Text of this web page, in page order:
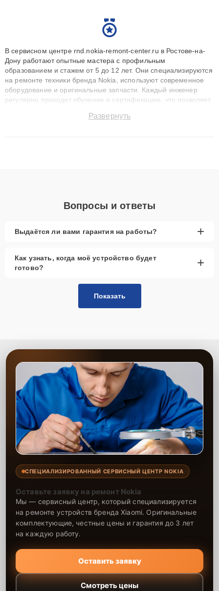
В сервисном центре rnd.nokia-remont-center.ru в Ростове-на-
Дону работают опытные мастера с профильным
образованием и стажем от 5 до 12 лет. Они специализируются
на ремонте техники бренда Nokia, используют современное
оборудование и оригинальные запчасти. Каждый инженер
регулярно проходит обучение и сертификацию, что позволяет
технику с сохранением гарантии до 3 лет. Наши мастера
Развернуть
Вопросы и ответы
Выдаётся ли вами гарантия на работы? +
Как узнать, когда моё устройство будет
готово?
+
Показать
СПЕЦИАЛИЗИРОВАННЫЙ СЕРВИСНЫЙ ЦЕНТР NOKIA
Оставьте заявку на ремонт Nokia
Мы — сервисный центр, который специализируется
на ремонте устройств бренда Xiaomi. Оригинальные
комплектующие, честные цены и гарантия до 3 лет
на каждую работу.
Оставить заявку
Смотреть цены